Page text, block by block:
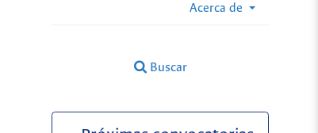
Acerca de
Buscar